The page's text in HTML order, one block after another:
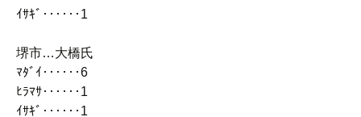
ｲｻｷﾞ‥‥‥1
堺市…大橋氏
ﾏﾀﾞｲ‥‥‥6
ﾋﾗﾏｻ‥‥‥1
ｲｻｷﾞ‥‥‥1